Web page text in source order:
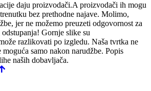
daju proizvodači.A proizvodači ih mogu
bez prethodne najave. Molimo,
jer ne možemo preuzeti odgovornost za
Gornje slike su
razlikovati po izgledu. Naša tvrtka ne
samo nakon narudžbe. Popis
naših dobavljača.